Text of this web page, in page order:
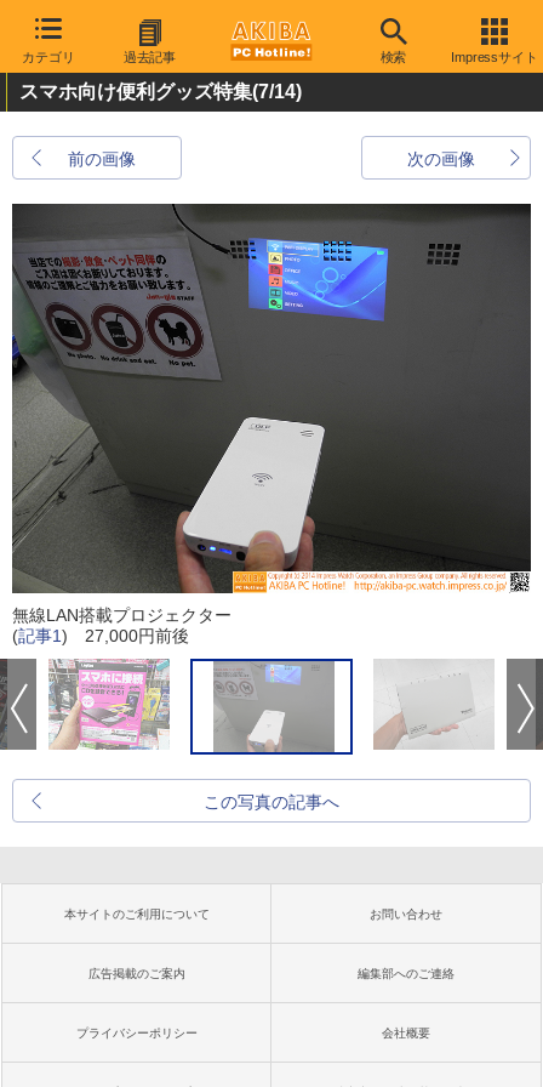
カテゴリ 過去記事 検索 Impressサイト
スマホ向け便利グッズ特集(7/14)
前の画像 次の画像
無線LAN搭載プロジェクター
(記事1) 27,000円前後
この写真の記事へ
本サイトのご利用について お問い合わせ
広告掲載のご案内 編集部へのご連絡
プライバシーポリシー 会社概要